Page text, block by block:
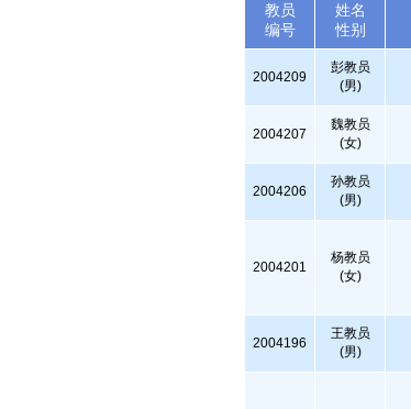
教员
编号
姓名
性别
2004209
彭教员
(男)
2004207
魏教员
(女)
2004206
孙教员
(男)
2004201
杨教员
(女)
2004196
王教员
(男)